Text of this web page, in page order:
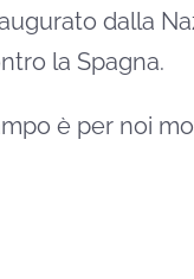
dalla
la Spagna.
è per noi